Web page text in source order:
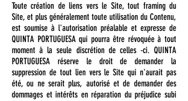
Toute création de liens vers le Site, tout framing du
Site, et plus généralement toute utilisation du Contenu,
est soumise à l'autorisation préalable et expresse de
QUINTA PORTUGUESA qui pourra être révoquée à tout
moment à la seule discrétion de celles -ci. QUINTA
PORTUGUESA réserve le droit de demander la
suppression de tout lien vers le Site qui n'aurait pas
été, ou ne serait plus, autorisé et de demander des
dommages et intérêts en réparation du préjudice subi